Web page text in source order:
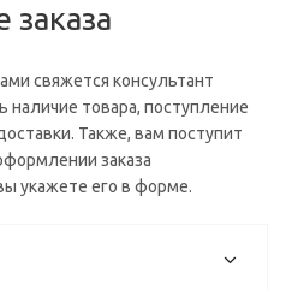
свяжется консультант
наличие товара, поступление
Также, вам поступит
заказа
укажете его в форме.